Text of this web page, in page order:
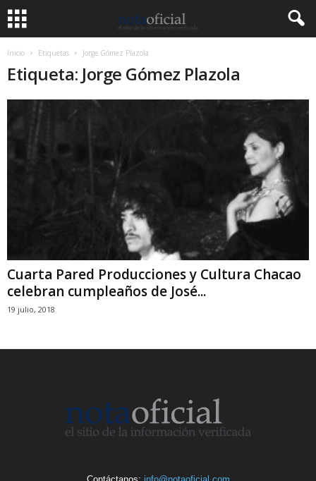
Inicio Etiquetas Jorge Gómez Plazola
Etiqueta: Jorge Gómez Plazola
Cuarta Pared Producciones y Cultura Chacao
celebran cumpleaños de José...
19 julio, 2018